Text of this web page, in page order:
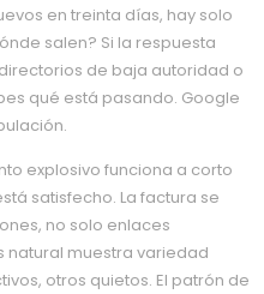
en treinta días, hay solo
salen? Si la respuesta
de baja autoridad o
qué está pasando. Google
explosivo funciona a corto
satisfecho. La factura se
no solo enlaces
natural muestra variedad
otros quietos. El patrón de